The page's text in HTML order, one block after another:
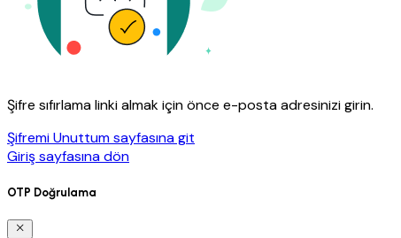
Şifre sıfırlama linki almak için önce e-posta adresinizi girin.
Şifremi Unuttum sayfasına git
Giriş sayfasına dön
OTP Doğrulama